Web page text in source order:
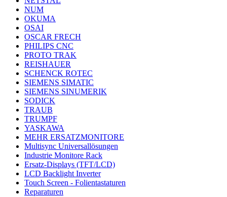
NUM
OKUMA
OSAI
OSCAR FRECH
PHILIPS CNC
PROTO TRAK
REISHAUER
SCHENCK ROTEC
SIEMENS SIMATIC
SIEMENS SINUMERIK
SODICK
TRAUB
TRUMPF
YASKAWA
MEHR ERSATZMONITORE
Multisync Universallösungen
Industrie Monitore Rack
Ersatz-Displays (TFT/LCD)
LCD Backlight Inverter
Touch Screen - Folientastaturen
Reparaturen